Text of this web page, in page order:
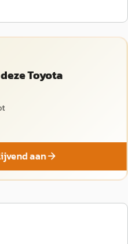
Toyota
aan